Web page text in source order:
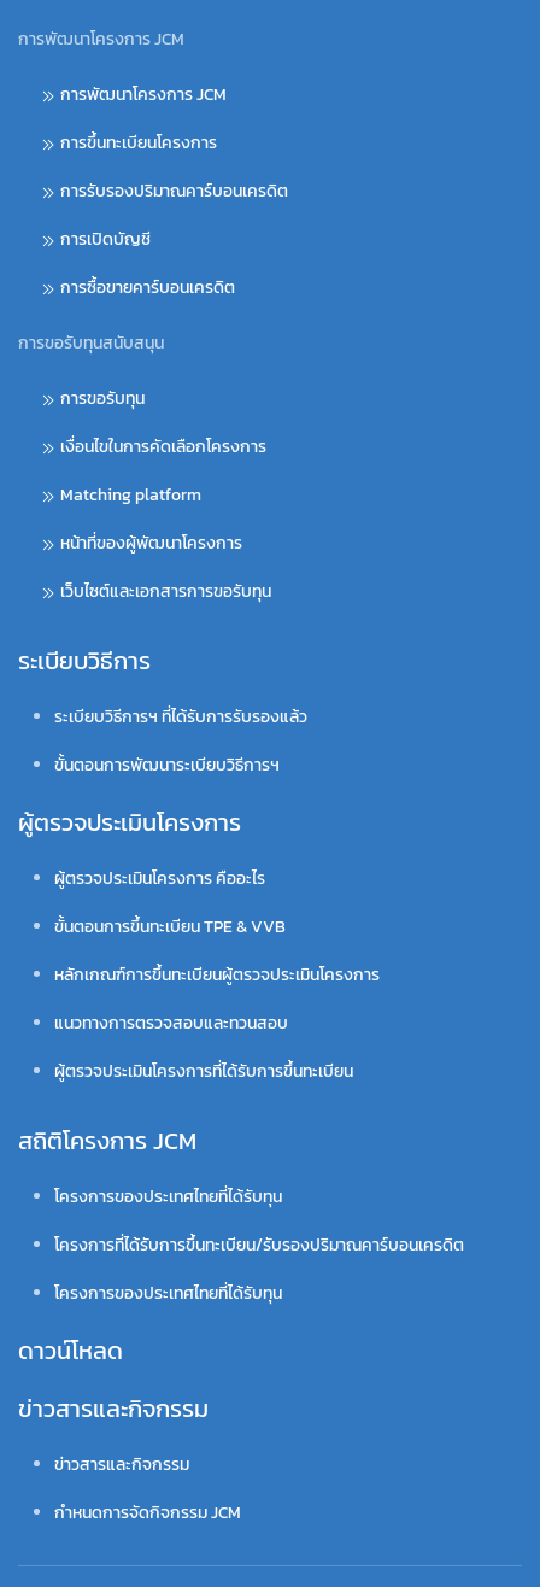
การพัฒนาโครงการ JCM
การพัฒนาโครงการ JCM
การขึ้นทะเบียนโครงการ
การรับรองปริมาณคาร์บอนเครดิต
การเปิดบัญชี
การซื้อขายคาร์บอนเครดิต
การขอรับทุนสนับสนุน
การขอรับทุน
เงื่อนไขในการคัดเลือกโครงการ
Matching platform
หน้าที่ของผู้พัฒนาโครงการ
เว็บไซต์และเอกสารการขอรับทุน
ระเบียบวิธีการ
ระเบียบวิธีการฯ ที่ได้รับการรับรองแล้ว
ขั้นตอนการพัฒนาระเบียบวิธีการฯ
ผู้ตรวจประเมินโครงการ
ผู้ตรวจประเมินโครงการ คืออะไร
ขั้นตอนการขึ้นทะเบียน TPE & VVB
หลักเกณฑ์การขึ้นทะเบียนผู้ตรวจประเมินโครงการ
แนวทางการตรวจสอบและทวนสอบ
ผู้ตรวจประเมินโครงการที่ได้รับการขึ้นทะเบียน
สถิติโครงการ JCM
โครงการของประเทศไทยที่ได้รับทุน
โครงการที่ได้รับการขึ้นทะเบียน/รับรองปริมาณคาร์บอนเครดิต
โครงการของประเทศไทยที่ได้รับทุน
ดาวน์โหลด
ข่าวสารและกิจกรรม
ข่าวสารและกิจกรรม
กำหนดการจัดกิจกรรม JCM